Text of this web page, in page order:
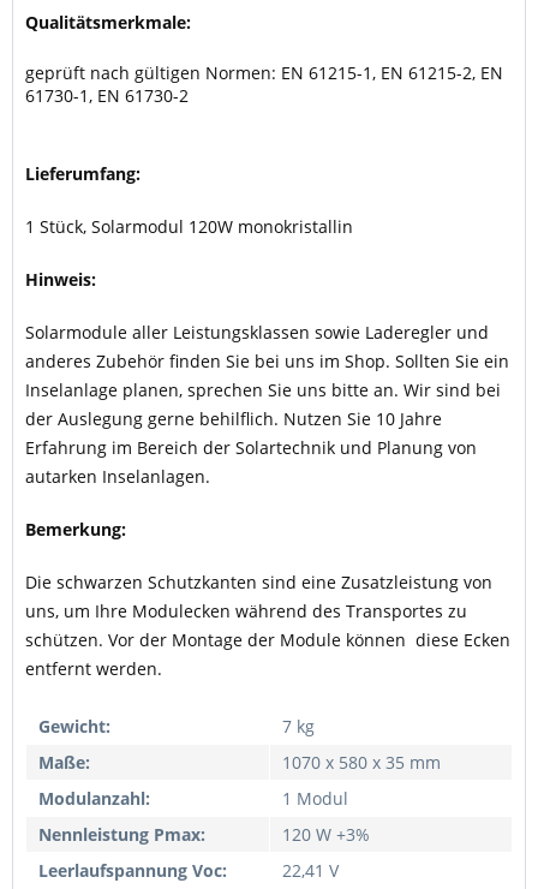
Qualitätsmerkmale:
geprüft nach gültigen Normen: EN 61215-1, EN 61215-2, EN
61730-1, EN 61730-2
Lieferumfang:
1 Stück, Solarmodul 120W monokristallin
Hinweis:
Solarmodule aller Leistungsklassen sowie Laderegler und
anderes Zubehör finden Sie bei uns im Shop. Sollten Sie ein
Inselanlage planen, sprechen Sie uns bitte an. Wir sind bei
der Auslegung gerne behilflich. Nutzen Sie 10 Jahre
Erfahrung im Bereich der Solartechnik und Planung von
autarken Inselanlagen.
Bemerkung:
Die schwarzen Schutzkanten sind eine Zusatzleistung von
uns, um Ihre Modulecken während des Transportes zu
schützen. Vor der Montage der Module können diese Ecken
entfernt werden.
Gewicht:
7 kg
Maße:
1070 x 580 x 35 mm
Modulanzahl:
1 Modul
Nennleistung Pmax:
120 W +3%
Leerlaufspannung Voc:
22,41 V